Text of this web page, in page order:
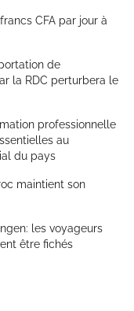
CFA par jour à
de
la RDC perturbera le
professionnelle
au
du pays
maintient son
les voyageurs
être fichés